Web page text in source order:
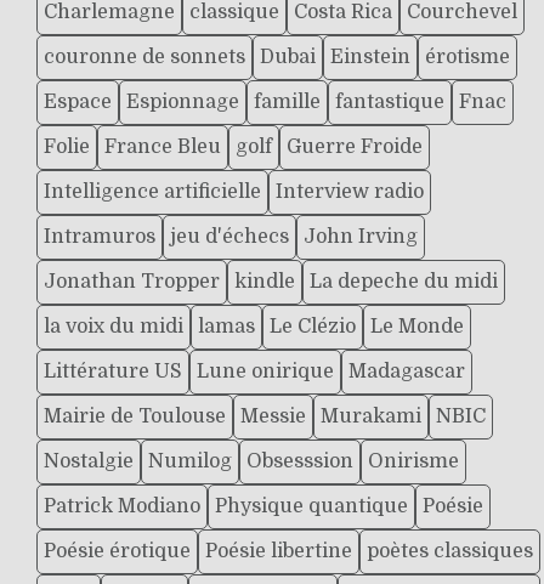
Charlemagne classique Costa Rica Courchevel
couronne de sonnets Dubai Einstein érotisme
Espace Espionnage famille fantastique Fnac
Folie France Bleu golf Guerre Froide
Intelligence artificielle Interview radio
Intramuros jeu d'échecs John Irving
Jonathan Tropper kindle La depeche du midi
la voix du midi lamas Le Clézio Le Monde
Littérature US Lune onirique Madagascar
Mairie de Toulouse Messie Murakami NBIC
Nostalgie Numilog Obsesssion Onirisme
Patrick Modiano Physique quantique Poésie
Poésie érotique Poésie libertine poètes classiques